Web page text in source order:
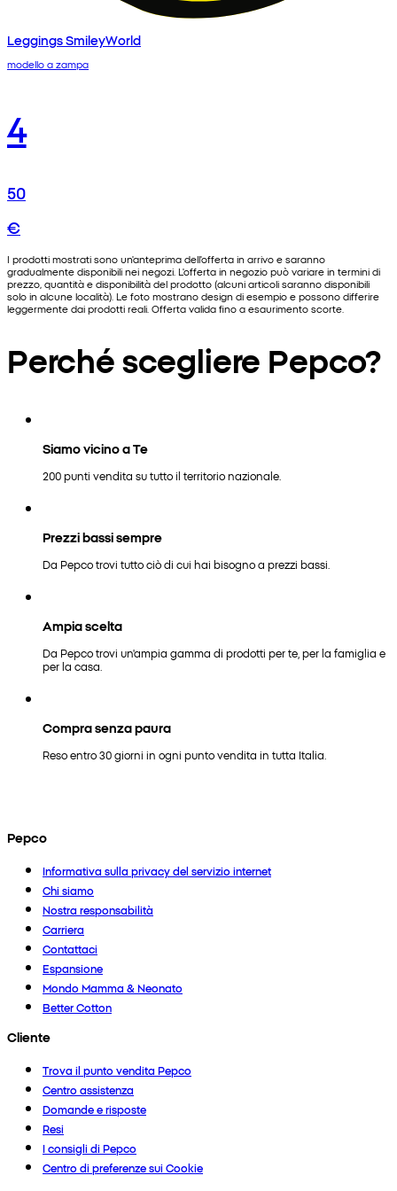
Leggings SmileyWorld
modello a zampa
4
50
€
I prodotti mostrati sono un'anteprima dell'offerta in arrivo e saranno
gradualmente disponibili nei negozi. L'offerta in negozio può variare in termini di
prezzo, quantità e disponibilità del prodotto (alcuni articoli saranno disponibili
solo in alcune località). Le foto mostrano design di esempio e possono differire
leggermente dai prodotti reali. Offerta valida fino a esaurimento scorte.
Perché scegliere Pepco?
Siamo vicino a Te
200 punti vendita su tutto il territorio nazionale.
Prezzi bassi sempre
Da Pepco trovi tutto ciò di cui hai bisogno a prezzi bassi.
Ampia scelta
Da Pepco trovi un'ampia gamma di prodotti per te, per la famiglia e
per la casa.
Compra senza paura
Reso entro 30 giorni in ogni punto vendita in tutta Italia.
Pepco
Informativa sulla privacy del servizio internet
Chi siamo
Nostra responsabilità
Carriera
Contattaci
Espansione
Mondo Mamma & Neonato
Better Cotton
Cliente
Trova il punto vendita Pepco
Centro assistenza
Domande e risposte
Resi
I consigli di Pepco
Centro di preferenze sui Cookie